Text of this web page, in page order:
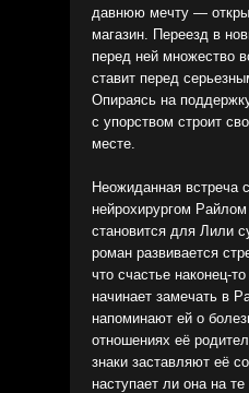
давнюю мечту —
магазин. Переезд в
перед ней множество
ставит перед
Опираясь на
с упорством строит
месте.
Неожиданная встреча
нейрохирургом
становится для Лили
роман развивается
что счастье наконец-
начинает замечать в
напоминают ей о
отношениях её
знаки заставляют её
наступает ли она на